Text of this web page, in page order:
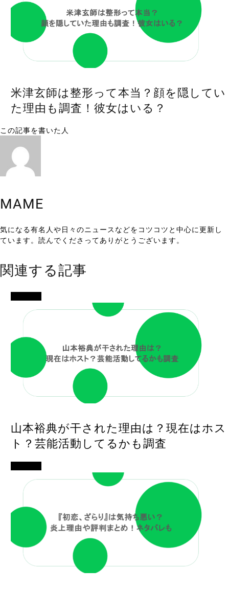
米津玄師は整形って本当？顔を隠してい
た理由も調査！彼女はいる？
この記事を書いた人
MAME
気になる有名人や日々のニュースなどをコツコツと中心に更新し
ています。読んでくださってありがとうございます。
関連する記事
山本裕典が干された理由は？現在はホス
ト？芸能活動してるかも調査